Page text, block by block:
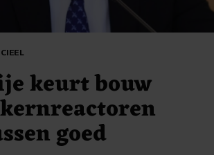
keurt bouw
goed